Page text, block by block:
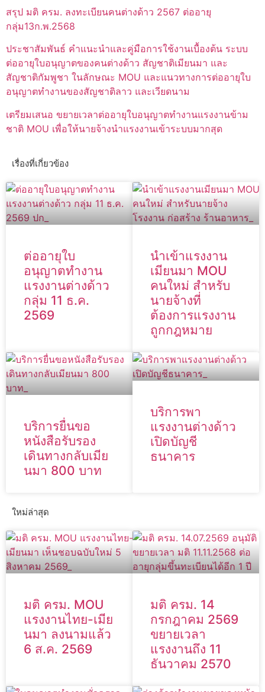
สรุป มติ ครม. ลงทะเบียนคนต่างด้าว 2567 ต่ออายุ
กลุ่ม13ก.พ.2568
ประชาสัมพันธ์ คำแนะนำและคู่มือการใช้งานเบื้องต้น ระบบ
ต่ออายุใบอนุญาตของคนต่างด้าว สัญชาติเมียนมา และ
สัญชาติกัมพูชา ในลักษณะ MOU และแนวทางการต่ออายุใบ
อนุญาตทำงานของสัญชาติลาว และเวียดนาม
เตรียมเสนอ ขยายเวลาต่ออายุใบอนุญาตทำงานแรงงานข้าม
ชาติ MOU เพื่อให้นายจ้างนำแรงงานเข้าระบบมากสุด
เรื่องที่เกี่ยวข้อง
ต่ออายุใบ
อนุญาตทำงาน
แรงงานต่างด้าว
กลุ่ม 11 ธ.ค.
2569
นำเข้าแรงงาน
เมียนมา MOU
คนใหม่ สำหรับ
นายจ้างที่
ต้องการแรงงาน
ถูกกฎหมาย
บริการยื่นขอ
หนังสือรับรอง
เดินทางกลับเมีย
นมา 800 บาท
บริการพา
แรงงานต่างด้าว
เปิดบัญชี
ธนาคาร
ใหม่ล่าสุด
มติ ครม. MOU
แรงงานไทย-เมีย
นมา ลงนามแล้ว
6 ส.ค. 2569
มติ ครม. 14
กรกฎาคม 2569
ขยายเวลา
แรงงานถึง 11
ธันวาคม 2570